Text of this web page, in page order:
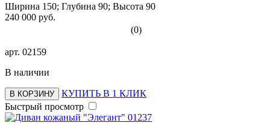
Ширина 150; Глубина 90; Высота 90
240 000 руб.
(0)
арт. 02159
В наличии
В КОРЗИНУ
КУПИТЬ В 1 КЛИК
Быстрый просмотр